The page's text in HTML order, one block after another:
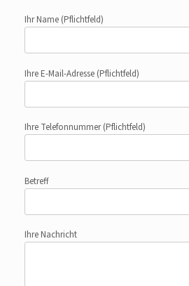
Ihr Name (Pflichtfeld)
Ihre E-Mail-Adresse (Pflichtfeld)
Ihre Telefonnummer(Pflichtfeld)
Betreff
Ihre Nachricht